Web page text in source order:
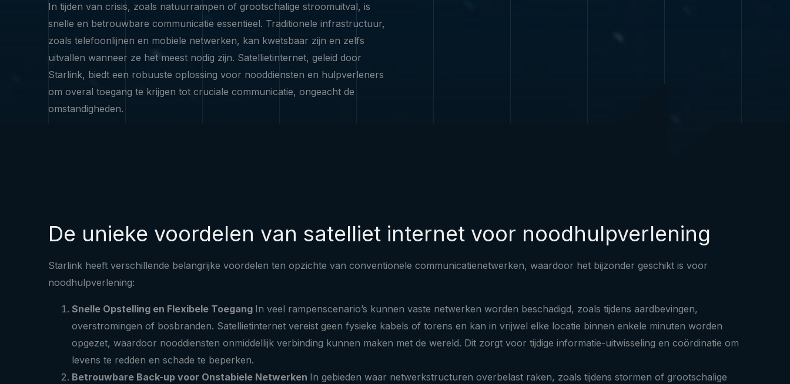
In tijden van crisis, zoals natuurrampen of grootschalige stroomuitval, is
snelle en betrouwbare communicatie essentieel. Traditionele infrastructuur,
zoals telefoonlijnen en mobiele netwerken, kan kwetsbaar zijn en zelfs
uitvallen wanneer ze het meest nodig zijn. Satellietinternet, geleid door
Starlink, biedt een robuuste oplossing voor nooddiensten en hulpverleners
om overal toegang te krijgen tot cruciale communicatie, ongeacht de
omstandigheden.
De unieke voordelen van satelliet internet voor noodhulpverlening
Starlink heeft verschillende belangrijke voordelen ten opzichte van conventionele communicatienetwerken, waardoor het bijzonder geschikt is voor
noodhulpverlening:
Snelle Opstelling en Flexibele Toegang In veel rampenscenario’s kunnen vaste netwerken worden beschadigd, zoals tijdens aardbevingen,
overstromingen of bosbranden. Satellietinternet vereist geen fysieke kabels of torens en kan in vrijwel elke locatie binnen enkele minuten worden
opgezet, waardoor nooddiensten onmiddellijk verbinding kunnen maken met de wereld. Dit zorgt voor tijdige informatie-uitwisseling en coördinatie om
levens te redden en schade te beperken.
Betrouwbare Back-up voor Onstabiele Netwerken In gebieden waar netwerkstructuren overbelast raken, zoals tijdens stormen of grootschalige